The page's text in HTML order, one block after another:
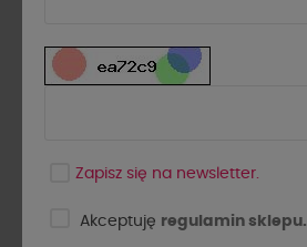
Zapisz się na newsletter.
Akceptuję regulamin sklepu.